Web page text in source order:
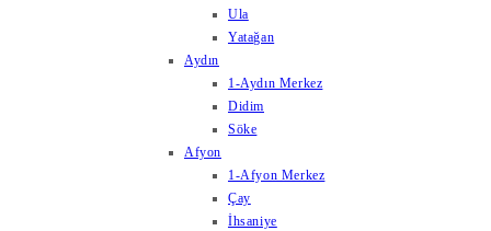
Ula
Yatağan
Aydın
1-Aydın Merkez
Didim
Söke
Afyon
1-Afyon Merkez
Çay
İhsaniye